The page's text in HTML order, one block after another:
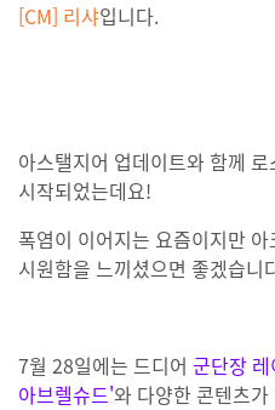
[CM] 리샤입니다.
아스탤지어 업데이트와 함께
시작되었는데요!
폭염이 이어지는 요즘이지만
시원함을 느끼셨으면 좋겠습니
7월 28일에는 드디어 군단장
아브렐슈드'와 다양한 콘텐츠